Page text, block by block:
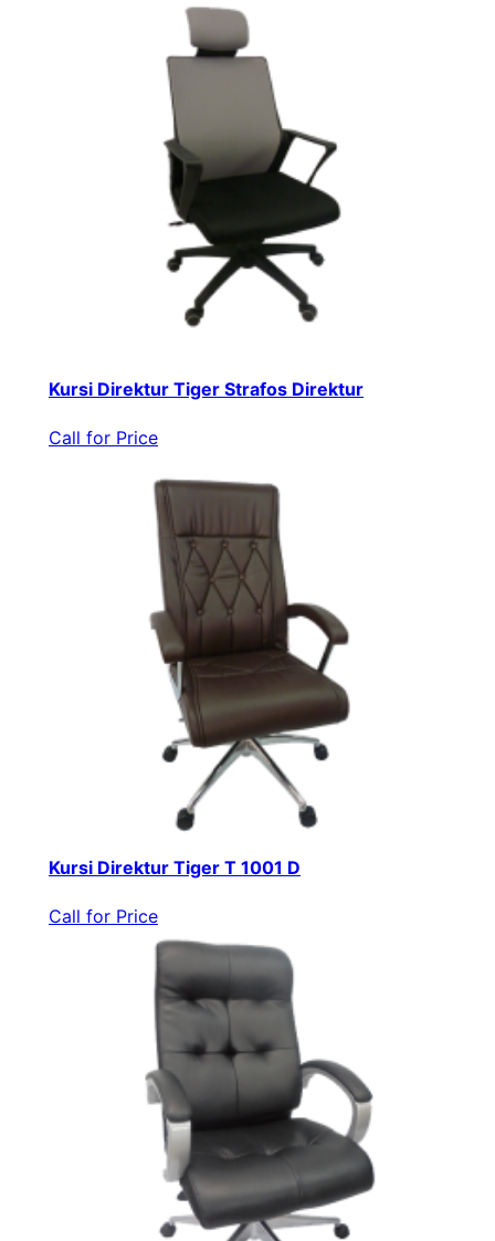
Kursi Direktur Tiger Strafos Direktur
Call for Price
Kursi Direktur Tiger T 1001 D
Call for Price